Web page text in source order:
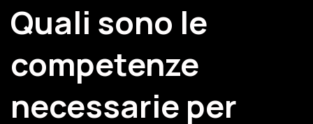
Quali sono le
competenze
necessarie per